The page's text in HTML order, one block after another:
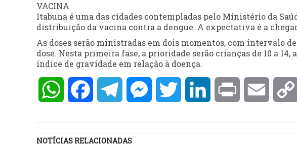
VACINA
Itabuna é uma das cidades contempladas pelo Ministério da
distribuição da vacina contra a dengue. A expectativa é a
As doses serão ministradas em dois momentos, com intervalo
dose. Nesta primeira fase, a prioridade serão crianças de 10 a
índice de gravidade em relação à doença.
WhatsAppFacebookTelegramMessengerTwitter LinkedInPrint Email
NOTÍCIAS RELACIONADAS